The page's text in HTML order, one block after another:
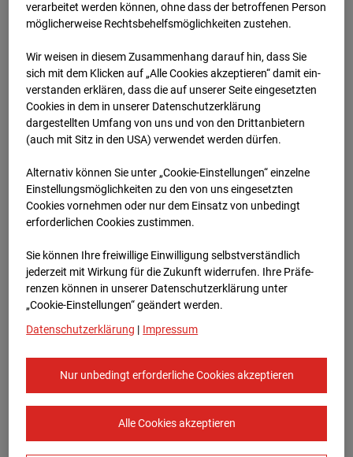
BC-146 - BV-Neubau
STRABAG BMTI
Werkstatthalle
Garching
Robert-Bosch-Straße 10, 85378 Garching
Zur Übersicht
Archivdatum:08.07.2026 08:45,
Europe/Berlin
verarbeitet werden können, ohne dass der betroffenen Person
möglicherweise Rechtsbehelfsmöglichkeiten zustehen.
Wir weisen in diesem Zusammenhang darauf hin, dass Sie
sich mit dem Klicken auf „Alle Cookies akzeptieren“ damit ein­
ver­standen erklären, dass die auf unserer Seite eingesetzten
Cookies in dem in unserer Datenschutzerklärung
dargestellten Umfang von uns und von den Drittanbietern
(auch mit Sitz in den USA) verwendet werden dürfen.
Alternativ können Sie unter „Cookie-Einstellungen“ einzelne
Einstellungsmöglichkeiten zu den von uns eingesetzten
Cookies vornehmen oder nur dem Einsatz von unbedingt
erforderlichen Cookies zustimmen.
Sie können Ihre freiwillige Einwilligung selbstverständlich
jederzeit mit Wirkung für die Zukunft widerrufen. Ihre Prä­fe­
renzen können in unserer Datenschutzerklärung unter
„Cookie-Einstellungen“ geändert werden.
Datenschutzerklärung | Impressum
Nur unbedingt erforderliche Cookies akzeptieren
Alle Cookies akzeptieren